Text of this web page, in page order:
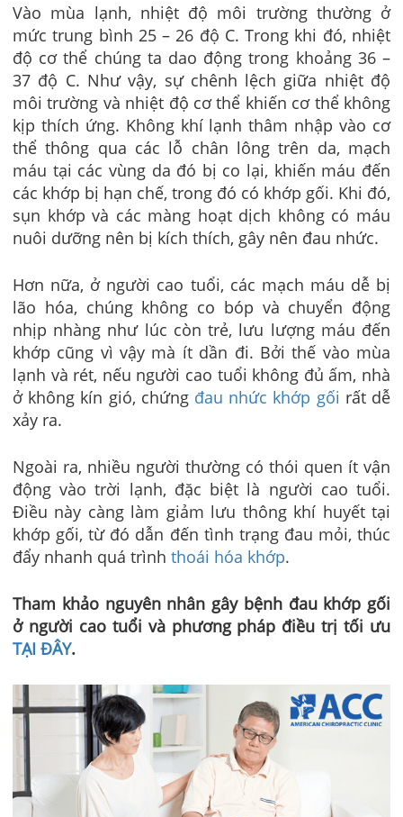
Vào mùa lạnh, nhiệt độ môi trường thường ở
mức trung bình 25 – 26 độ C. Trong khi đó, nhiệt
độ cơ thể chúng ta dao động trong khoảng 36 –
37 độ C. Như vậy, sự chênh lệch giữa nhiệt độ
môi trường và nhiệt độ cơ thể khiến cơ thể không
kịp thích ứng. Không khí lạnh thâm nhập vào cơ
thể thông qua các lỗ chân lông trên da, mạch
máu tại các vùng da đó bị co lại, khiến máu đến
các khớp bị hạn chế, trong đó có khớp gối. Khi đó,
sụn khớp và các màng hoạt dịch không có máu
nuôi dưỡng nên bị kích thích, gây nên đau nhức.
Hơn nữa, ở người cao tuổi, các mạch máu dễ bị
lão hóa, chúng không co bóp và chuyển động
nhịp nhàng như lúc còn trẻ, lưu lượng máu đến
khớp cũng vì vậy mà ít dần đi. Bởi thế vào mùa
lạnh và rét, nếu người cao tuổi không đủ ấm, nhà
ở không kín gió, chứng đau nhức khớp gối rất dễ
xảy ra.
Ngoài ra, nhiều người thường có thói quen ít vận
động vào trời lạnh, đặc biệt là người cao tuổi.
Điều này càng làm giảm lưu thông khí huyết tại
khớp gối, từ đó dẫn đến tình trạng đau mỏi, thúc
đẩy nhanh quá trình thoái hóa khớp.
Tham khảo nguyên nhân gây bệnh đau khớp gối
ở người cao tuổi và phương pháp điều trị tối ưu
TẠI ĐÂY.